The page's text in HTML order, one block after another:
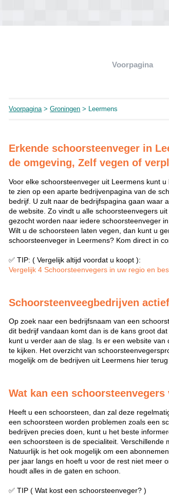
Voorpagina
Voorpagina>Groningen > Leermens
Erkende schoorsteenveger in
de omgeving, Zelf vegen of
Voor elke schoorsteenveger uit Leermens kunt
te zien op een aparte bedrijvenpagina van de
bedrijf. U zult naar de bedrijfspagina gaan waar
de website. Zo vindt u alle schoorsteenvegers
gezocht worden naar iedere schoorsteenveger in
Wilt u de schoorsteen laten vegen, dan kunt u
schoorsteenveger in Leermens? Kom direct in
✅ TIP: ( Vergelijk altijd voordat u koopt ):
Vergelijk 4 Schoorsteenvegers in uw regio en
Schoorsteenveegbedrijven
Op zoek naar een bedrijfsnaam van een
dit bedrijf vandaan komt dan is de kans groot
kunt u verder aan de slag. Is er een website
te kijken. Het overzicht van
mogelijk om de bedrijven uit Leermens hier
Wat kan een
Heeft u een schoorsteen, dan zal deze
een schoorsteen worden problemen zoals een
bedrijven precies doen, kunt u het beste
een schoorsteen is de specialiteit. Verschillende
Natuurlijk is het ook mogelijk om een
per jaar langs en hoeft u voor de rest niet meer
houdt alles in de gaten en schoon.
✅ TIP ( Wat kost een schoorsteenveger? )